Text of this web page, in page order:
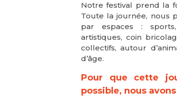
Notre festival prend la
Toute la journée, nous
par espaces : sports,
artistiques, coin
collectifs, autour
d’âge.
Pour que cette
possible, nous